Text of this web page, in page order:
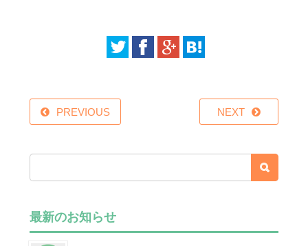
PREVIOUS NEXT
最新のお知らせ